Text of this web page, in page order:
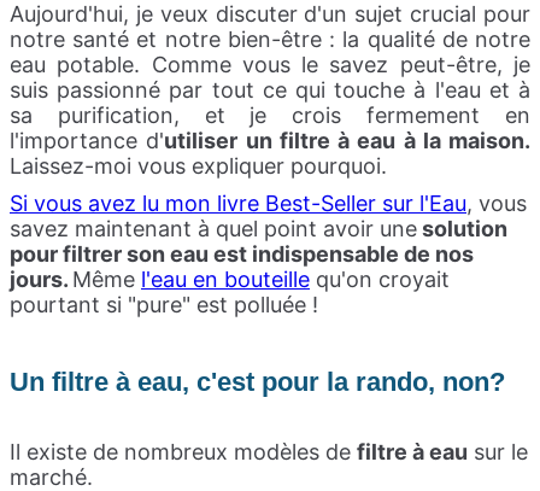
Aujourd'hui, je veux discuter d'un sujet crucial pour
notre santé et notre bien-être : la qualité de notre
eau potable. Comme vous le savez peut-être, je
suis passionné par tout ce qui touche à l'eau et à
sa purification, et je crois fermement en
l'importance d'utiliser un filtre à eau à la maison.
Laissez-moi vous expliquer pourquoi.
Si vous avez lu mon livre Best-Seller sur l'Eau, vous
savez maintenant à quel point avoir unesolution
pour filtrer son eau est indispensable de nos
jours. Même l'eau en bouteille qu'on croyait
pourtant si "pure" est polluée !
Un filtre à eau, c'est pour la rando, non?
Il existe de nombreux modèles de filtre à eau sur le
marché.